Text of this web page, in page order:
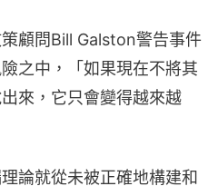
顧問Bill Galston警告事件
之中，「如果現在不將其
來，它只會變得越來越
論就從未被正確地構建和